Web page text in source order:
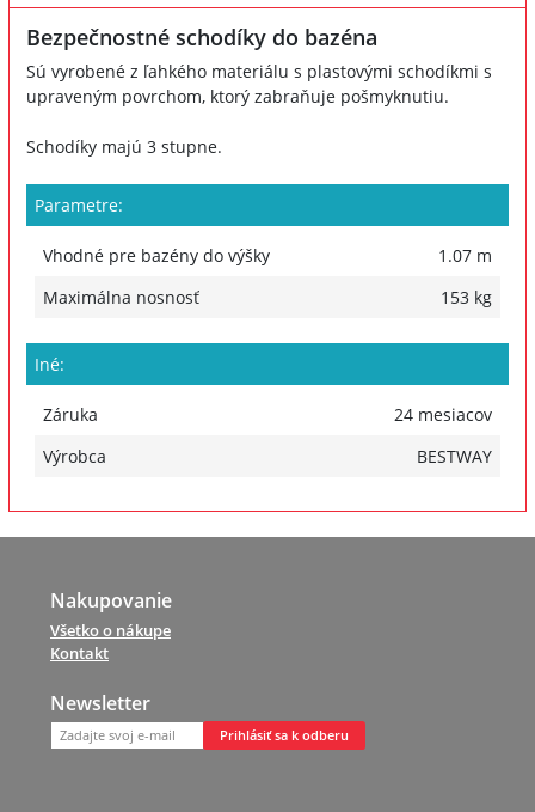
Bezpečnostné schodíky do bazéna
Sú vyrobené z ľahkého materiálu s plastovými schodíkmi s
upraveným povrchom, ktorý zabraňuje pošmyknutiu.
Schodíky majú 3 stupne.
Parametre:
Vhodné pre bazény do výšky
1.07 m
Maximálna nosnosť
153 kg
Iné:
Záruka
24 mesiacov
Výrobca
BESTWAY
Nakupovanie
Všetko o nákupe
Kontakt
Newsletter
Prihlásiť sa k odberu